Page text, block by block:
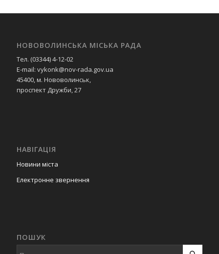
НОВОВОЛИНСЬКА МІСЬКА РАДА
Тел. (03344) 4-12-02
E-mail: vykonk@nov-rada.gov.ua
45400, м. Нововолинськ,
проспект Дружби, 27
НАВІГАЦІЯ
Новини міста
Електронне звернення
ПОШУК